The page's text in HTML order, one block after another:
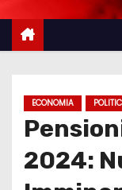
ECONOMIA
2024: